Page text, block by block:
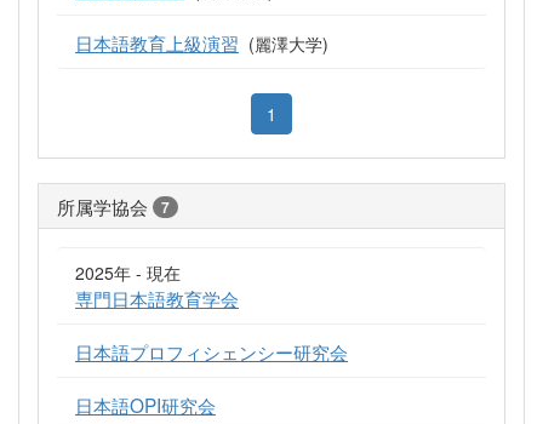
日本語教育上級演習 (麗澤大学)
1
所属学協会 7
2025年 - 現在
専門日本語教育学会
日本語プロフィシェンシー研究会
日本語OPI研究会